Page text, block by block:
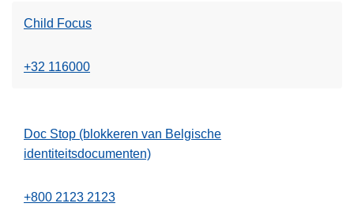
Child Focus
+32 116000
Doc Stop (blokkeren van Belgische
identiteitsdocumenten)
+800 2123 2123